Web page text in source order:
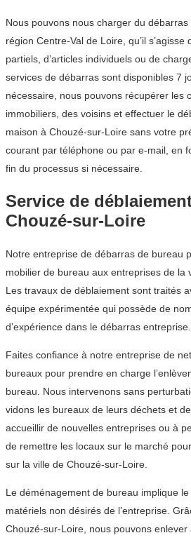
Nous pouvons nous charger du
région Centre-Val de Loire, qu’il
partiels, d’articles individuels ou de
services de débarras sont disponibles 7
nécessaire, nous pouvons récupérer les
immobiliers, des voisins et effectuer le
maison à Chouzé-sur-Loire sans votre
courant par téléphone ou par e-mail, en
fin du processus si nécessaire.
Service de
Chouzé-sur-Loire
Notre entreprise de débarras de bureau
mobilier de bureau aux entreprises de la
Les travaux de déblaiement sont traités
équipe expérimentée qui possède de
d’expérience dans le débarras entreprise.
Faites confiance à notre entreprise de
bureaux pour prendre en charge
bureau. Nous intervenons sans
vidons les bureaux de leurs déchets et
accueillir de nouvelles entreprises ou à
de remettre les locaux sur le marché
sur la ville de Chouzé-sur-Loire.
Le déménagement de bureau implique
matériels non désirés de l’entreprise.
Chouzé-sur-Loire, nous pouvons enlever